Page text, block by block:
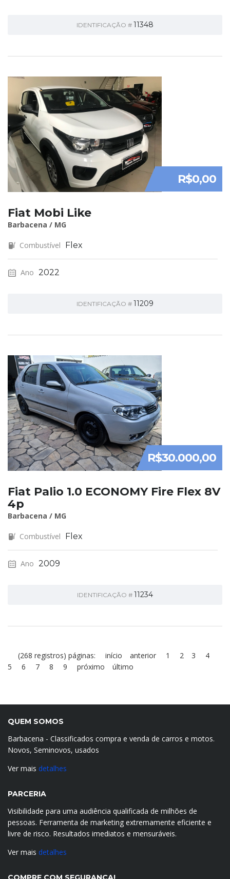
IDENTIFICAÇÃO # 11348
R$0,00
Fiat Mobi Like
Barbacena / MG
Combustível Flex
Ano 2022
IDENTIFICAÇÃO # 11209
R$30.000,00
Fiat Palio 1.0 ECONOMY Fire Flex 8V
4p
Barbacena / MG
Combustível Flex
Ano 2009
IDENTIFICAÇÃO # 11234
(268 registros) páginas: início anterior 1 2 3
4
5
6 7 8 9 próximo último
QUEM SOMOS
Barbacena - Classificados compra e venda de carros e motos.
Novos, Seminovos, usados
Ver mais detalhes
PARCERIA
Visibilidade para uma audiência qualificada de milhões de
pessoas. Ferramenta de marketing extremamente eficiente e
livre de risco. Resultados imediatos e mensuráveis.
Ver mais detalhes